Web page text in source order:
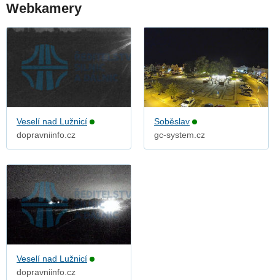
Webkamery
Veselí nad Lužnicí
dopravniinfo.cz
Soběslav
gc-system.cz
Veselí nad Lužnicí
dopravniinfo.cz